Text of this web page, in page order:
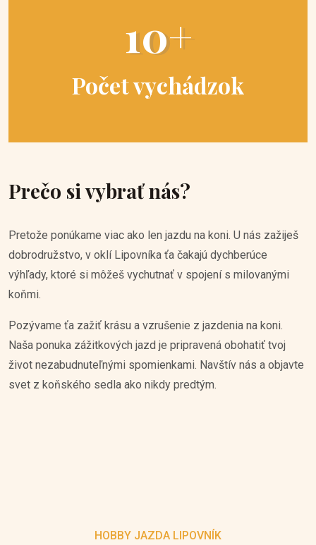
10+
Počet vychádzok
Prečo si vybrať nás?
Pretože ponúkame viac ako len jazdu na koni. U nás zažiješ
dobrodružstvo, v oklí Lipovníka ťa čakajú dychberúce
výhľady, ktoré si môžeš vychutnať v spojení s milovanými
koňmi.
Pozývame ťa zažiť krásu a vzrušenie z jazdenia na koni.
Naša ponuka zážitkových jazd je pripravená obohatiť tvoj
život nezabudnuteľnými spomienkami. Navštív nás a objavte
svet z koňského sedla ako nikdy predtým.
HOBBY JAZDA LIPOVNÍK